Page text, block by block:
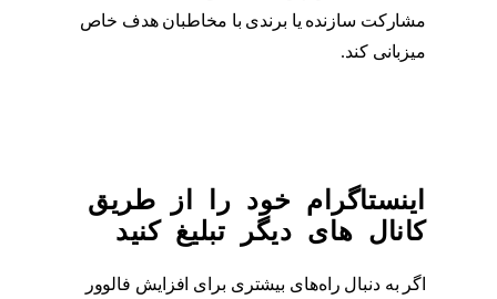
مشارکت سازنده یا برندی با مخاطبان هدف خاص
میزبانی کند.
اینستاگرام خود را از طریق
کانال های دیگر تبلیغ کنید
اگر به دنبال راه‌های بیشتری برای افزایش فالوور